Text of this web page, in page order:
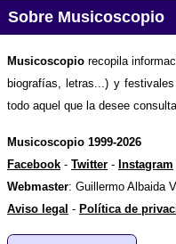
Sobre Musicoscopio
Musicoscopio recopila
biografías, letras...) y
todo aquel que la desee
Musicoscopio 1999-2026
Facebook - Twitter - Instagram
Webmaster: Guillermo Albaida
Aviso legal - Política de